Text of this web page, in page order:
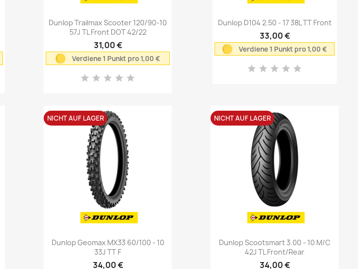
Vorschau
Dunlop Trailmax Scooter 120/90-10
57J TL Front DOT 42/22
31,00 €
Verdiene 1 Punkt pro 1,00 €
 Vorschau
Dunlop D104 2.50 - 17 38L TT Front
33,00 €
Verdiene 1 Punkt pro 1,00 €
Vorschau
Dunlop Geomax MX33 60/100 - 10
33J TT F
34,00 €
NICHT AUF LAGER
Vorschau
Dunlop Scootsmart 3.00 - 10 M/C
42J TL Front/Rear
34,00 €
NICHT AUF LAGER